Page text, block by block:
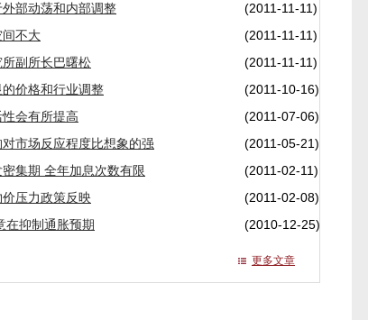
部动荡和内部调整
(2011-11-11)
不大
(2011-11-11)
副所长巴曙松
(2011-11-11)
价格和行业调整
(2011-10-16)
会有所提高
(2011-07-06)
市场反应程度比想象的强
(2011-05-21)
集期 全年加息次数有限
(2011-02-11)
压力政策反映
(2011-02-08)
在抑制通胀预期
(2010-12-25)
更多文章